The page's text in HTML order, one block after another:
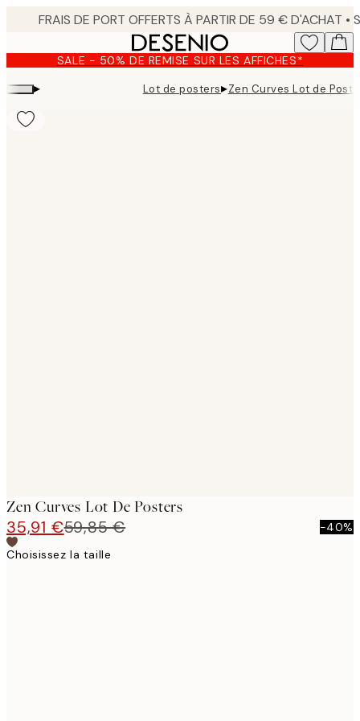
content.SALE - 50% DE REMISE SUR LES AFFICHES*
▸ Lot de posters▸Zen Curves Lot de
Zen Curves Lot De Posters
35,91 €59,85 €
-40%
Choisissez la taille